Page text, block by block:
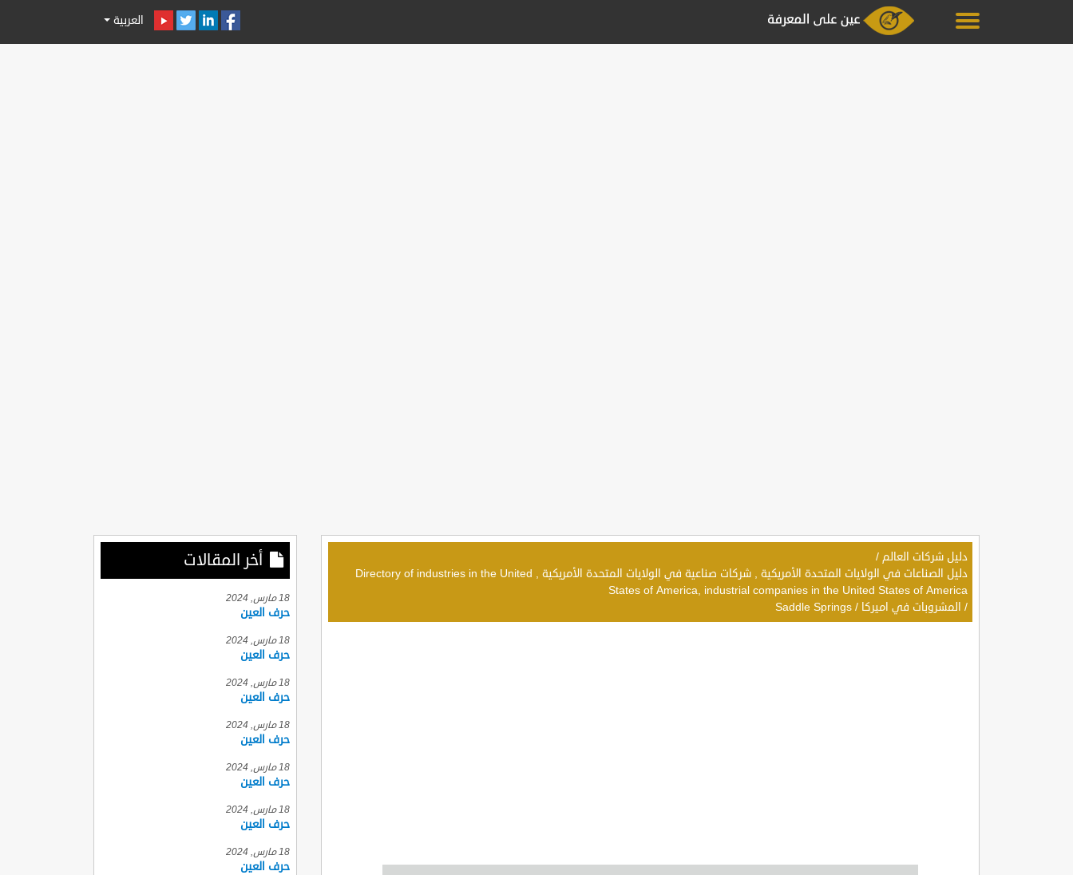
العربية
دليل شركات العالم /
دليل الصناعات في الولايات المتحدة الأمريكية , شركات صناعية في الولايات المتحدة الأمريكية , Directory of industries in the United
States of America, industrial companies in the United States of America
/ المشروبات في اميركا /
Saddle Springs
أخر المقالات
18 مارس, 2024
حرف العين
18 مارس, 2024
حرف العين
18 مارس, 2024
حرف العين
18 مارس, 2024
حرف العين
18 مارس, 2024
حرف العين
18 مارس, 2024
حرف العين
18 مارس, 2024
حرف العين